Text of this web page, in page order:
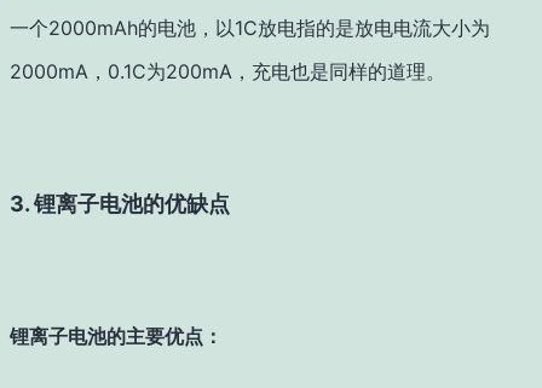
一个2000mAh的电池，以1C放电指的是放电电流大小为
2000mA，0.1C为200mA，充电也是同样的道理。
3. 锂离子电池的优缺点
锂离子电池的主要优点：